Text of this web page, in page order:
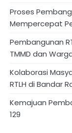
Proses
Mempercepat
Pembangunan
TMMD dan
Kolaborasi
RTLH di Bandar
Kemajuan
129